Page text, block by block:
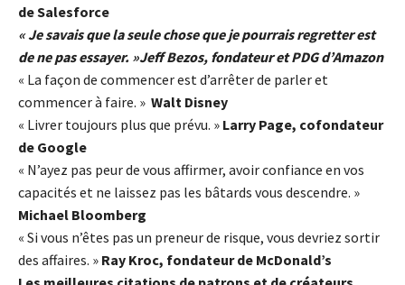
de Salesforce
« Je savais que la seule chose que je pourrais regretter est
de ne pas essayer. »Jeff Bezos, fondateur et PDG d’Amazon
« La façon de commencer est d’arrêter de parler et
commencer à faire. » Walt Disney
« Livrer toujours plus que prévu. » Larry Page, cofondateur
de Google
« N’ayez pas peur de vous affirmer, avoir confiance en vos
capacités et ne laissez pas les bâtards vous descendre. »
Michael Bloomberg
« Si vous n’êtes pas un preneur de risque, vous devriez sortir
des affaires. » Ray Kroc, fondateur de McDonald’s